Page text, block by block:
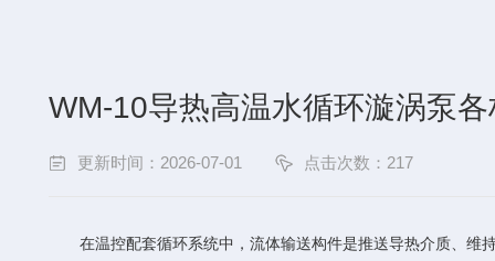
WM-10导热高温水循环漩涡泵
更新时间：2026-07-01 点击次数：217
在温控配套循环系统中，流体输送构件是推送导热介质、维持